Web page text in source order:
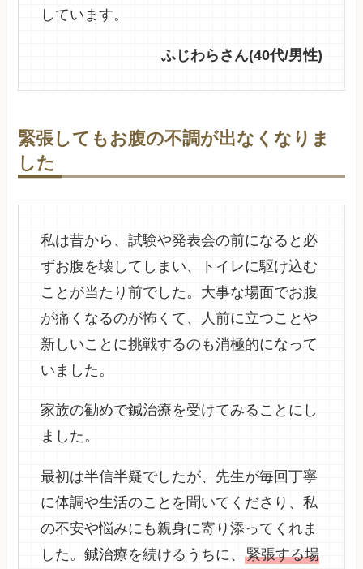
しています。
ふじわらさん(40代/男性)
緊張してもお腹の不調が出なくなりま
した
私は昔から、試験や発表会の前になると必
ずお腹を壊してしまい、トイレに駆け込む
ことが当たり前でした。大事な場面でお腹
が痛くなるのが怖くて、人前に立つことや
新しいことに挑戦するのも消極的になって
いました。
家族の勧めで鍼治療を受けてみることにし
ました。
最初は半信半疑でしたが、先生が毎回丁寧
に体調や生活のことを聞いてくださり、私
の不安や悩みにも親身に寄り添ってくれま
した。鍼治療を続けるうちに、緊張する場